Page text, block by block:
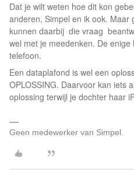
Dat je wilt weten hoe dit kon
anderen, Simpel en ik ook. Maar
kunnen daarbij die vraag
wel met je meedenken. De
telefoon.
Een dataplafond is wel een
OPLOSSING. Daarvoor kan iets
oplossing terwijl je dochter haar
Geen medewerker van Simpel.